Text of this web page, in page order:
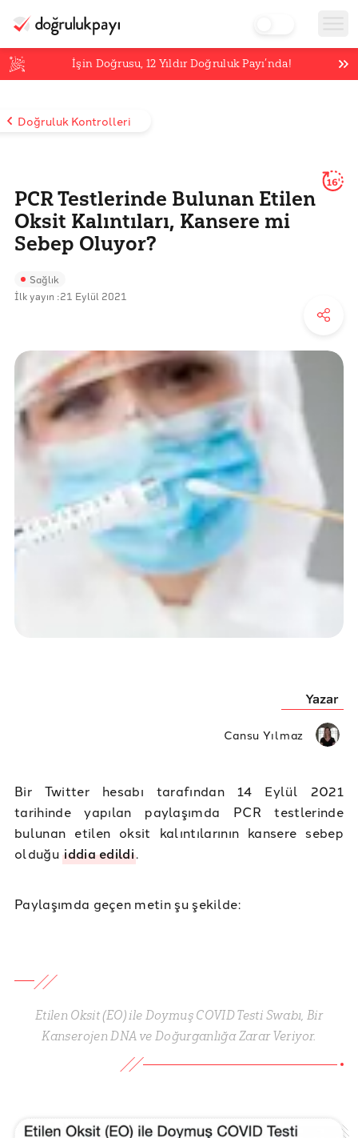
İşin Doğrusu,12 Yıldır Doğruluk Payı’nda!
Doğruluk Kontrolleri
PCR Testlerinde Bulunan Etilen
Oksit Kalıntıları, Kansere mi
Sebep Oluyor?
16'
Sağlık
İlk yayın :21 Eylül 2021
Yazar
Cansu Yılmaz
Bir Twitter hesabı tarafından 14 Eylül 2021
tarihinde yapılan paylaşımda PCR testlerinde
bulunan etilen oksit kalıntılarının kansere sebep
olduğuiddia edildi.
Paylaşımda geçen metin şu şekilde:
Etilen Oksit (EO) ile Doymuş COVID Testi Swabı, Bir
Kanserojen DNA ve Doğurganlığa Zarar Veriyor.